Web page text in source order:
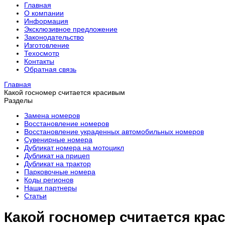
Главная
О компании
Информация
Эксклюзивное предложение
Законодательство
Изготовление
Техосмотр
Контакты
Обратная связь
Главная
Какой госномер считается красивым
Разделы
Замена номеров
Восстановление номеров
Восстановление украденных автомобильных номеров
Сувенирные номера
Дубликат номера на мотоцикл
Дубликат на прицеп
Дубликат на трактор
Парковочные номера
Коды регионов
Наши партнеры
Статьи
Какой госномер считается